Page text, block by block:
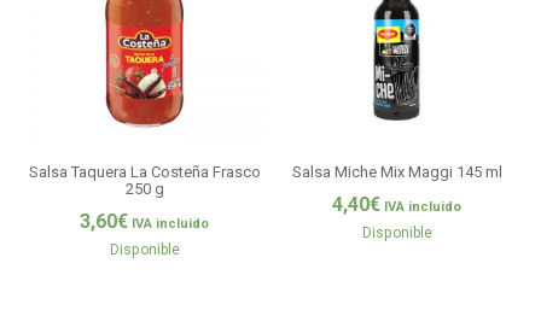
Salsa Taquera La Costeña Frasco
250 g
3,60€ IVA incluido
Disponible
Salsa Miche Mix Maggi 145 ml
4,40€ IVA incluido
Disponible